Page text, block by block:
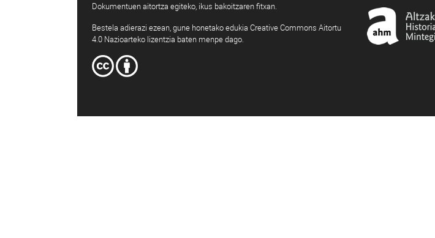
Dokumentuen aitortza egiteko, ikus bakoitzaren fitxan.
Bestela adierazi ezean, gune honetako edukia Creative Commons Aitortu
4.0 Nazioarteko lizentzia baten menpe dago.